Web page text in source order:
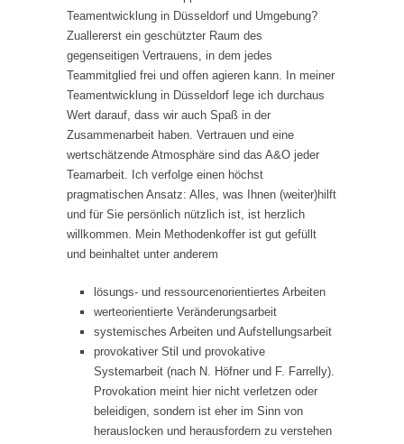
Teamentwicklung in Düsseldorf und Umgebung?
Zuallererst ein geschützter Raum des
gegenseitigen Vertrauens, in dem jedes
Teammitglied frei und offen agieren kann. In meiner
Teamentwicklung in Düsseldorf lege ich durchaus
Wert darauf, dass wir auch Spaß in der
Zusammenarbeit haben. Vertrauen und eine
wertschätzende Atmosphäre sind das A&O jeder
Teamarbeit. Ich verfolge einen höchst
pragmatischen Ansatz: Alles, was Ihnen (weiter)hilft
und für Sie persönlich nützlich ist, ist herzlich
willkommen. Mein Methodenkoffer ist gut gefüllt
und beinhaltet unter anderem
lösungs- und ressourcenorientiertes Arbeiten
werteorientierte Veränderungsarbeit
systemisches Arbeiten und Aufstellungsarbeit
provokativer Stil und provokative
Systemarbeit (nach N. Höfner und F. Farrelly).
Provokation meint hier nicht verletzen oder
beleidigen, sondern ist eher im Sinn von
herauslocken und herausfordern zu verstehen